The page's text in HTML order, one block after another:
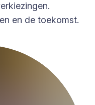
en de toekomst.